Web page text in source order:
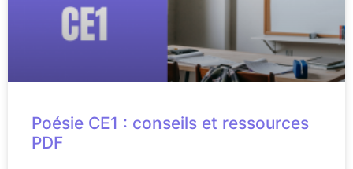
Poésie CE1 : conseils et ressources
PDF